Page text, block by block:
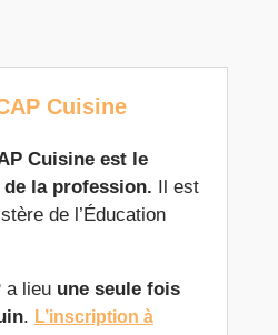
Cuisine
Cuisine est le
la profession.
Il est
de l’Éducation
a lieu une seule fois
. L’inscription à